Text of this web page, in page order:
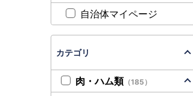
自治体マイページ
カテゴリ
肉・ハム類 （185）